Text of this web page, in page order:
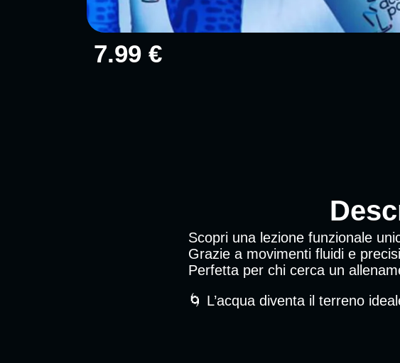
7.99 €
Scopri una lezione funzionale
Grazie a movimenti fluidi e
Perfetta per chi cerca un
🌀 L’acqua diventa il terreno